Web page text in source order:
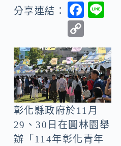
分享連結：
F
b
o
o
k
o
p
y
Li
n
k
彰化縣政府於11月
29、30日在圓林園舉
辦「114年彰化青年